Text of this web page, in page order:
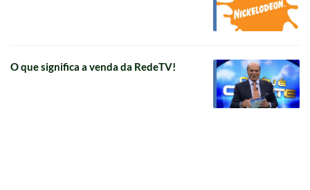
O que significa a venda da RedeTV!